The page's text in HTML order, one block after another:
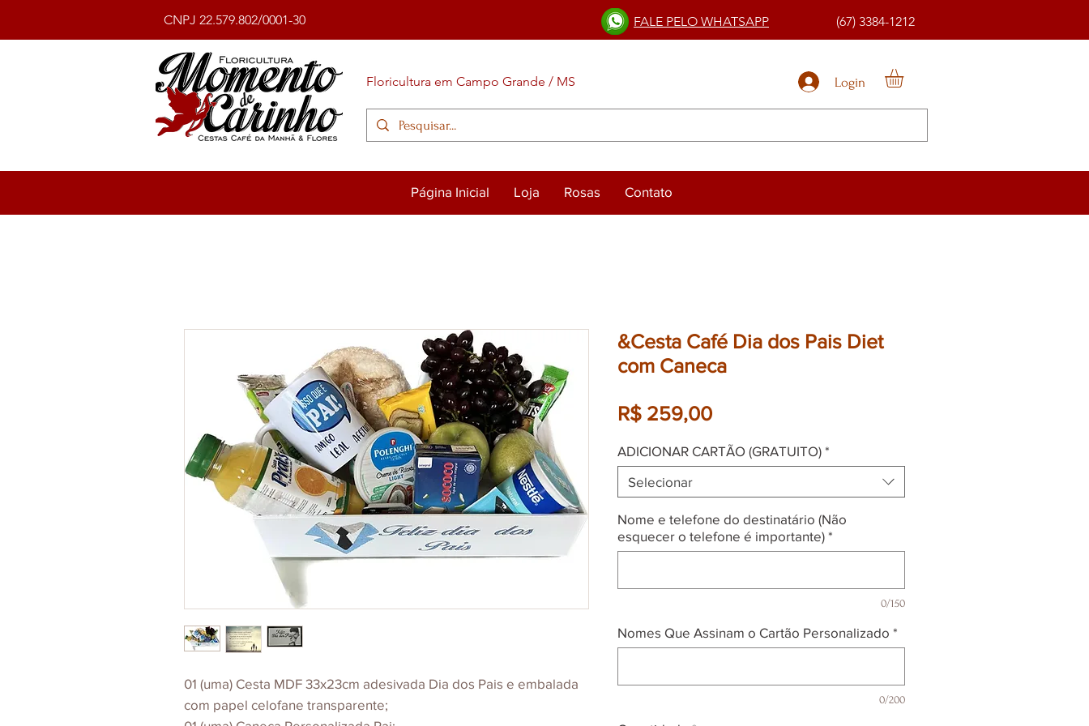
CNPJ 22.579.802/0001-30 FALE PELO WHATSAPP (67) 3384-1212
Floricultura em Campo Grande / MS Login
Página Inicial Loja Rosas Contato
01 (uma) Cesta MDF 33x23cm adesivada Dia dos Pais e embalada
com papel celofane transparente;
&Cesta Café Dia dos Pais Diet
com Caneca
R$ 259,00Preço
ADICIONAR CARTÃO (GRATUITO) *
Selecionar
Nome e telefone do destinatário (Não
esquecer o telefone é importante) *
0/150
Nomes Que Assinam o Cartão Personalizado *
0/200